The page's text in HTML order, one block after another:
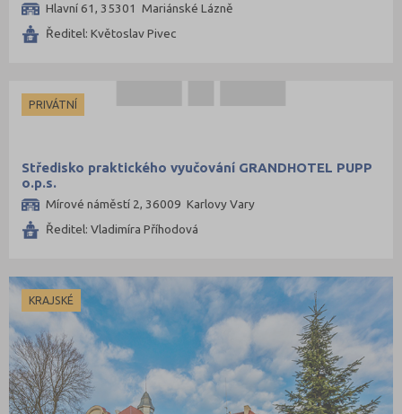
Hlavní 61, 35301 Mariánské Lázně
Ředitel: Květoslav Pivec
PRIVÁTNÍ
Středisko praktického vyučování GRANDHOTEL PUPP
o.p.s.
Mírové náměstí 2, 36009 Karlovy Vary
Ředitel: Vladimíra Příhodová
KRAJSKÉ